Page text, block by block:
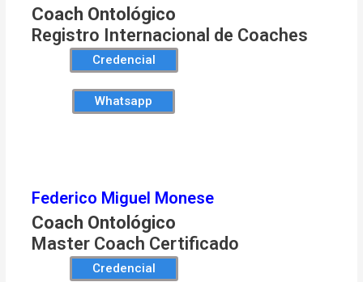
Coach Ontológico
Registro Internacional de Coaches
Credencial
Whatsapp
Federico Miguel Monese
Coach Ontológico
Master Coach Certificado
Credencial